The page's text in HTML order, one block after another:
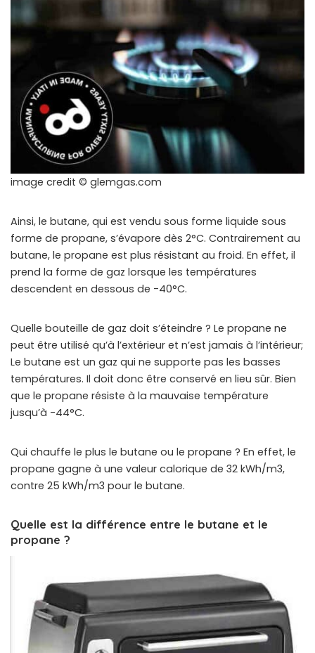
image credit © glemgas.com
Ainsi, le butane, qui est vendu sous forme liquide sous
forme de propane, s’évapore dès 2°C. Contrairement au
butane, le propane est plus résistant au froid. En effet, il
prend la forme de gaz lorsque les températures
descendent en dessous de -40°C.
Quelle bouteille de gaz doit s’éteindre ? Le propane ne
peut être utilisé qu’à l’extérieur et n’est jamais à l’intérieur;
Le butane est un gaz qui ne supporte pas les basses
températures. Il doit donc être conservé en lieu sûr. Bien
que le propane résiste à la mauvaise température
jusqu’à -44°C.
Qui chauffe le plus le butane ou le propane ? En effet, le
propane gagne à une valeur calorique de 32 kWh/m3,
contre 25 kWh/m3 pour le butane.
Quelle est la différence entre le butane et le
propane ?